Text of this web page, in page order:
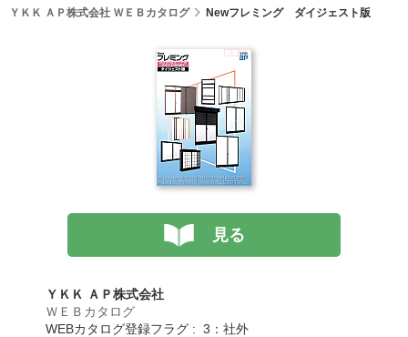
ＹＫＫ ＡＰ株式会社 ＷＥＢカタログ Newフレミング ダイジェスト版
見る
ＹＫＫ ＡＰ株式会社
ＷＥＢカタログ
WEBカタログ登録フラグ : 3：社外